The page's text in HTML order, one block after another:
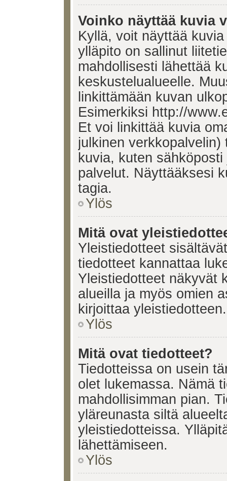
Voinko näyttää kuvia
Kyllä, voit näyttää
ylläpito on sallinut
mahdollisesti lähettää
keskustelualueelle.
linkittämään kuvan
Esimerkiksi http://
Et voi linkittää kuvia
julkinen
kuvia, kuten
palvelut. Näyttääksesi
tagia.
Ylös
Mitä ovat
Yleistiedotteet
tiedotteet kannattaa
Yleistiedotteet näkyvät
alueilla ja myös omien
kirjoittaa
Ylös
Mitä ovat tiedotteet?
Tiedotteissa on usein
olet lukemassa. Nämä
mahdollisimman pian.
yläreunasta siltä
yleistiedotteissa.
lähettämiseen.
Ylös